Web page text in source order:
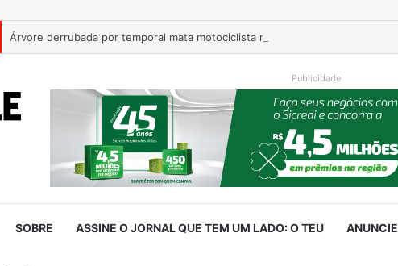
Árvore derrubada por temporal mata motociclista na ERS-124 em Montenegro
Publicidade
SOBRE ASSINE O JORNAL QUE TEM UM LADO: O TEU ANUNCIE